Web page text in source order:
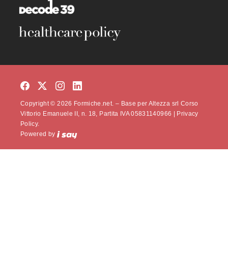
Copyright © 2026 Formiche.net. – Base per Altezza srl Corso
Vittorio Emanuele II, n. 18, Partita IVA 05831140966 |
Privacy
Policy.
Powered by